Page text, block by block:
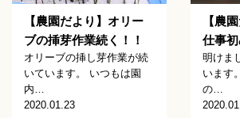
【農園だより】オリー
ブの挿芽作業続く！！
オリーブの挿し芽作業が続
いています。 いつもは園
内…
2020.01.23
【農
仕事初
明けま
います
の…